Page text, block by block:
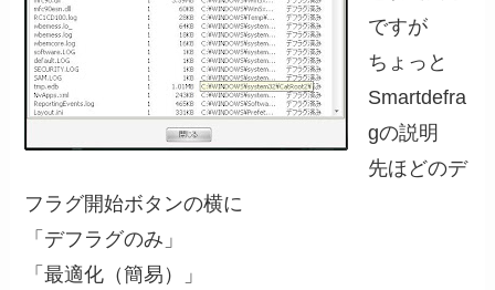
ですが
ちょっと
Smartdefra
gの説明
先ほどのデ
フラグ開始ボタンの横に
「デフラグのみ」
「最適化（簡易）」